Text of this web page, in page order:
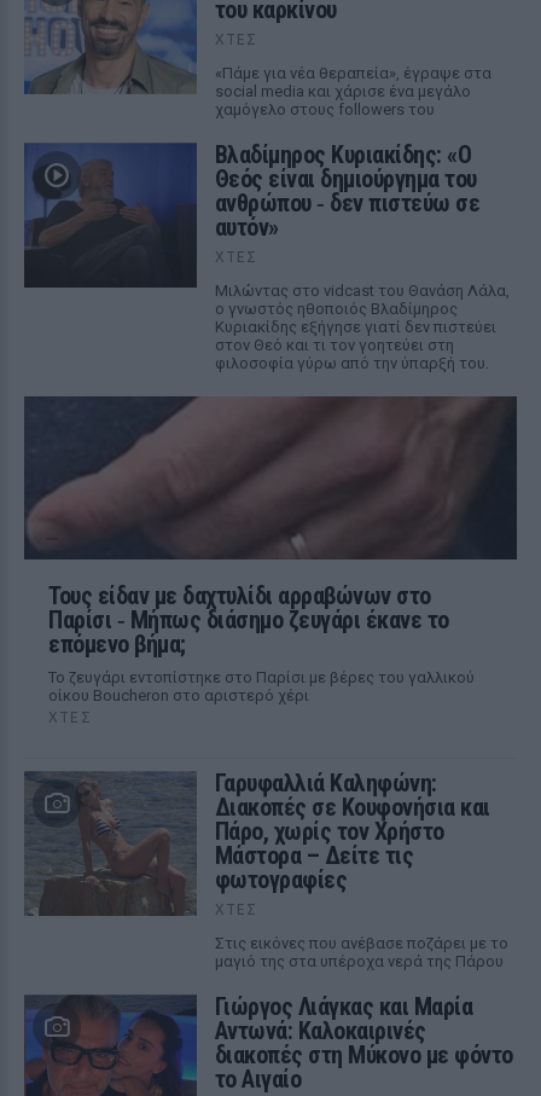
του καρκίνου
ΧΤΕΣ
«Πάμε για νέα θεραπεία», έγραψε στα
social media και χάρισε ένα μεγάλο
χαμόγελο στους followers του
Βλαδίμηρος Κυριακίδης: «Ο
Θεός είναι δημιούργημα του
ανθρώπου ‑ δεν πιστεύω σε
αυτόν»
ΧΤΕΣ
Μιλώντας στο vidcast του Θανάση Λάλα,
ο γνωστός ηθοποιός Βλαδίμηρος
Κυριακίδης εξήγησε γιατί δεν πιστεύει
στον Θεό και τι τον γοητεύει στη
φιλοσοφία γύρω από την ύπαρξή του.
Τους είδαν με δαχτυλίδι αρραβώνων στο
Παρίσι ‑ Μήπως διάσημο ζευγάρι έκανε το
επόμενο βήμα;
Το ζευγάρι εντοπίστηκε στο Παρίσι με βέρες του γαλλικού
οίκου Boucheron στο αριστερό χέρι
ΧΤΕΣ
Γαρυφαλλιά Καληφώνη:
Διακοπές σε Κουφονήσια και
Πάρο, χωρίς τον Χρήστο
Μάστορα – Δείτε τις
φωτογραφίες
ΧΤΕΣ
Στις εικόνες που ανέβασε ποζάρει με το
μαγιό της στα υπέροχα νερά της Πάρου
Γιώργος Λιάγκας και Μαρία
Αντωνά: Καλοκαιρινές
διακοπές στη Μύκονο με φόντο
το Αιγαίο